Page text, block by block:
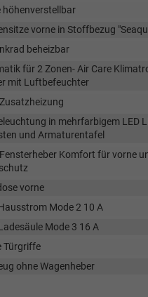
höhenverstellbar
vorne in Stoffbezug
beheizbar
für 2 Zonen- Air Care
mit Luftbefeuchter
in mehrfarbigem LED
und Armaturentafel
Komfort für vorne
vorne
Mode 2 10 A
Mode 3 16 A
Türgriffe
ohne Wagenheber